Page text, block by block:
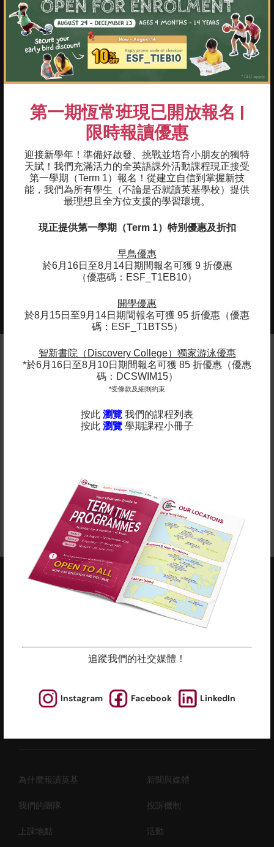
第一期恆常班現已開放報名 |
限時報讀優惠
迎接新學年！準備好啟發、挑戰並培育小朋友的獨特
天賦！我們充滿活力的全英語課外活動課程現正接受
第一學期（Term 1）報名！ 從建立自信到掌握新技
能，我們為所有學生（不論是否就讀英基學校）提供
最理想且全方位支援的學習環境。
現正提供第一學期（Term 1）特別優惠及折扣
早鳥優惠
於6月16日至8月14日期間報名可獲 9 折優惠
（優惠碼：ESF_T1EB10）
開學優惠
於8月15日至9月14日期間報名可獲 95 折優惠（優惠
碼：ESF_T1BTS5）
智新書院（Discovery College）獨家游泳優惠
*於6月16日至8月10日期間報名可獲 85 折優惠（優惠
碼：DCSWIM15）
*受條款及細則約束
按此 瀏覽 我們的課程列表
按此 瀏覽 學期課程小冊子
追蹤我們的社交媒體！
Instagram Facebook LinkedIn
重點及學習成果
01
培養基礎戲劇技能，包括聲音投射、發音、
表達和演示
02 探索人物塑造和劇本閱讀
03 單獨表演和參與集體表演
專注於您選擇的戲劇工藝，包括道具製作、
宣傳、服裝設計和佈景設計
參與期末表演
2025-2026年度課程現正接受報名 -
查看課程年曆：
語言學習外，我們還設有藝術、STEM 和遊戲小組課
立即報名
ESF EXPLORE
香港北角
慈善機構註冊編號 : 91/4172
為什麼報讀英基 新聞與媒體
我們的團隊 投訴機制
上課地點 活動